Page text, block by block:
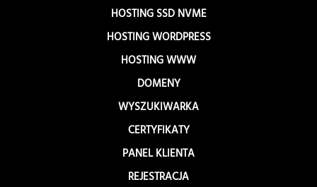
HOSTING SSD NVME
HOSTING WORDPRESS
HOSTING WWW
DOMENY
WYSZUKIWARKA
CERTYFIKATY
PANEL KLIENTA
REJESTRACJA